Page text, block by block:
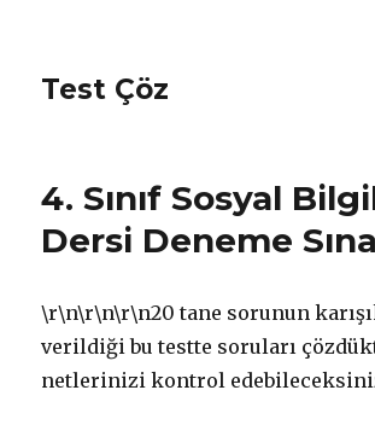
Test Çöz
4. Sınıf Sosyal
Dersi Deneme
\r\n\r\n\r\n20 tane sorunun
verildiği bu testte soruları
netlerinizi kontrol